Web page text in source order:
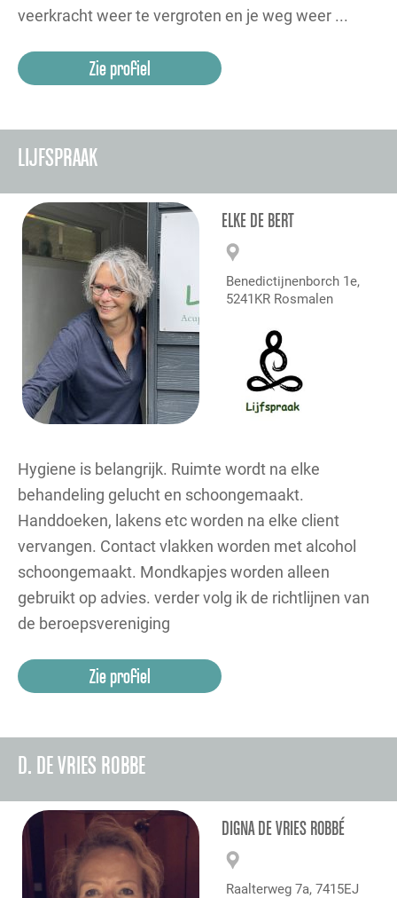
veerkracht weer te vergroten en je weg weer ...
Zie profiel
LIJFSPRAAK
ELKE DE BERT
Benedictijnenborch 1e,
5241KR Rosmalen
Hygiene is belangrijk. Ruimte wordt na elke
behandeling gelucht en schoongemaakt.
Handdoeken, lakens etc worden na elke client
vervangen. Contact vlakken worden met alcohol
schoongemaakt. Mondkapjes worden alleen
gebruikt op advies. verder volg ik de richtlijnen van
de beroepsvereniging
Zie profiel
D. DE VRIES ROBBE
DIGNA DE VRIES ROBBÉ
Raalterweg 7a, 7415EJ